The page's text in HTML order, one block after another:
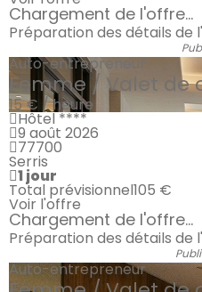
Chargement de l'offre...
Préparation des détails de
Auto-entrepreneur
Femme / Valet de
15 € / heure
Hôtel ****
9 août 2026
77700
Serris
1 jour
Total prévisionnel105 €
Voir l'offre
Chargement de l'offre...
Préparation des détails de
Auto-entrepreneur